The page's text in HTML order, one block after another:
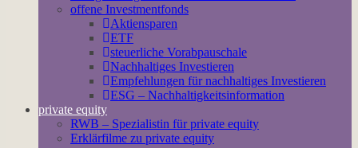
offene Investmentfonds
Aktiensparen
ETF
steuerliche Vorabpauschale
Nachhaltiges Investieren
Empfehlungen für nachhaltiges Investieren
ESG – Nachhaltigkeitsinformation
private equity
RWB – Spezialistin für private equity
Erklärfilme zu private equity